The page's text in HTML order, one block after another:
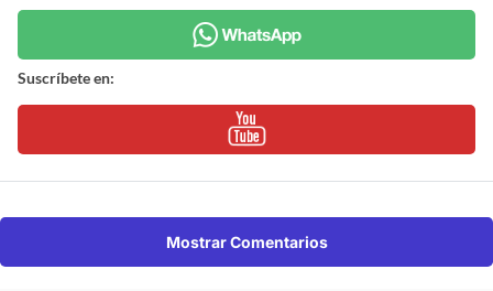
Suscríbete en:
Mostrar Comentarios